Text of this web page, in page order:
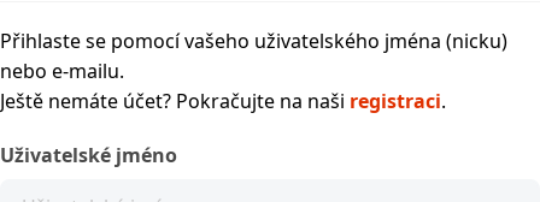
Přihlaste se pomocí vašeho uživatelského jména (nicku)
nebo e-mailu.
Ještě nemáte účet? Pokračujte na naši registraci.
Uživatelské jméno